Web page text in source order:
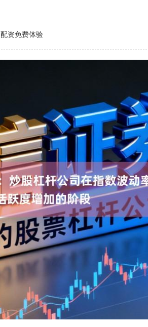
配资免费体验